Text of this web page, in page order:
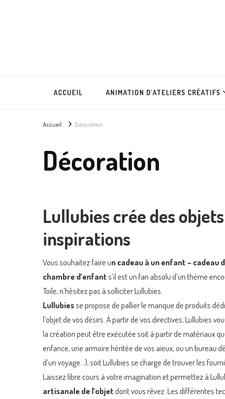
ACCUEIL ANIMATION D’ATELIERS CRÉATIFS
Accueil Décoration
Décoration
Lullubies crée des
inspirations
Vous souhaitez faire un cadeau à un enfant – cadeau
chambre d’enfants’il est un fan absolu d’un thème
Toile, n’hésitez pas à solliciter Lullubies.
Lullubiesse propose de pallier le manque de produits
l’objet de vos désirs. À partir de vos directives, Lullubies
la création peut être exécutée soit à partir de matériaux
enfance, une armoire héritée de vos aïeux, ou un bureau
d’un voyage…), soit Lullubies se charge de trouver les
Laissez libre cours à votre imagination et permettez à
artisanale de l’objetdont vous rêvez. Les différentes